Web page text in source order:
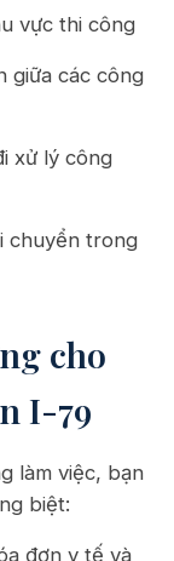
vực thi công
giữa các công
xử lý công
chuyển trong
cho
I-79
làm việc, bạn
biệt:
đơn y tế và